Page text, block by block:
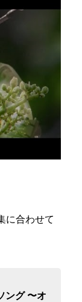
に合わせて
ング 〜オ